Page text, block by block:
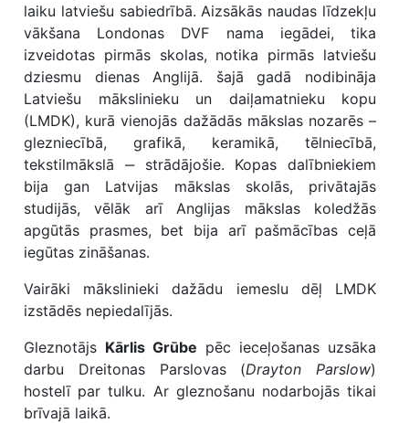
laiku latviešu sabiedrībā. Aizsākās naudas līdzekļu
vākšana Londonas DVF nama iegādei, tika
izveidotas pirmās skolas, notika pirmās latviešu
dziesmu dienas Anglijā. šajā gadā nodibināja
Latviešu mākslinieku un daiļamatnieku kopu
(LMDK), kurā vienojās dažādās mākslas nozarēs –
glezniecībā, grafikā, keramikā, tēlniecībā,
tekstilmākslā ‒ strādājošie. Kopas dalībniekiem
bija gan Latvijas mākslas skolās, privātajās
studijās, vēlāk arī Anglijas mākslas koledžās
apgūtās prasmes, bet bija arī pašmācības ceļā
iegūtas zināšanas.
Vairāki mākslinieki dažādu iemeslu dēļ LMDK
izstādēs nepiedalījās.
Gleznotājs Kārlis Grūbe pēc ieceļošanas uzsāka
darbu Dreitonas Parslovas (Drayton Parslow)
hostelī par tulku. Ar gleznošanu nodarbojās tikai
brīvajā laikā.